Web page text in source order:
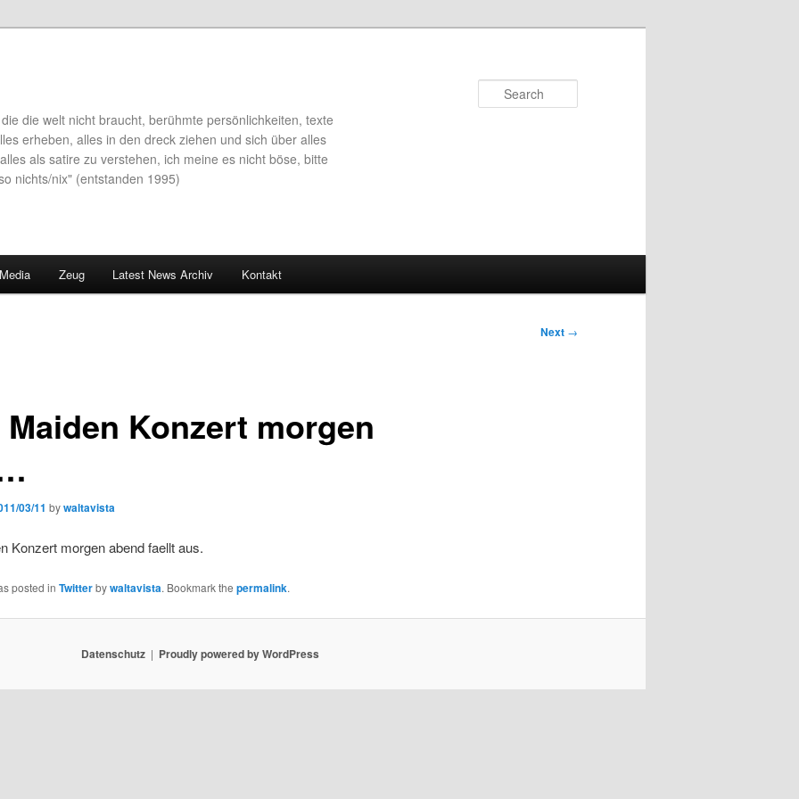
die welt nicht braucht, berühmte persönlichkeiten, texte
erheben, alles in den dreck ziehen und sich über alles
als satire zu verstehen, ich meine es nicht böse, bitte
nichts/nix" (entstanden 1995)
Zeug Latest News Archiv Kontakt
Next →
Konzert morgen
03/11 bywaltavista
Konzert morgen abend faellt aus.
posted in Twitterbywaltavista. Bookmark the permalink.
Datenschutz Proudly powered by WordPress